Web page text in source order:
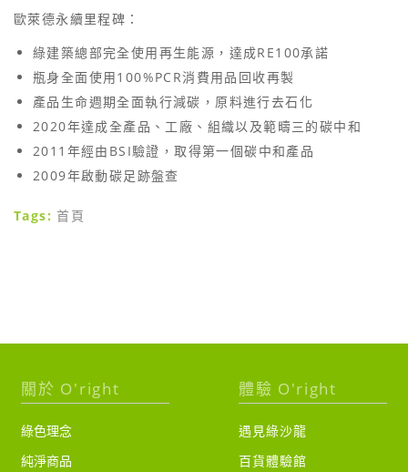
歐萊德永續里程碑：
綠建築總部完全使用再生能源，達成RE100承諾
瓶身全面使用100%PCR消費用品回收再製
產品生命週期全面執行減碳，原料進行去石化
2020年達成全產品、工廠、組織以及範疇三的碳中和
2011年經由BSI驗證，取得第一個碳中和產品
2009年啟動碳足跡盤查
Tags: 首頁
關於 O'right
綠色理念
純淨商品
體驗 O'right
遇見綠沙龍
百貨體驗館